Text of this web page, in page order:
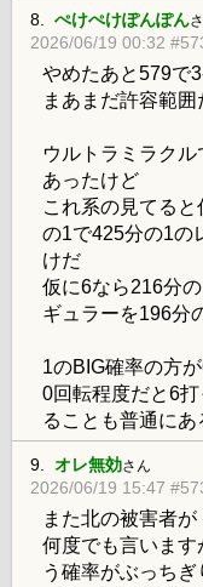
8. ぺけぺけぽんぽん
2026/06/19 00:32
やめたあと579で
まあまだ許容範
ウルトラミラク
あったけど
これ系の見てる
の1で425分の1の
けだ
仮に6なら216分
ギュラーを196分
1のBIG確率の方
0回転程度だと6
ることも普通に
9. オレ無効さん
2026/06/19 15:47
また北の被害者が
何度でも言いま
う確率がぶっちぎ